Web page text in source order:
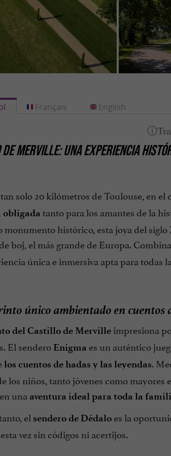
MERVILLE: UNA EXPERIENCIA
solo 20 kilómetros de Toulouse, en
obligada tanto para los amantes de la
monumento histórico, esta joya del
boj, el más grande de Europa.
única e inmersiva apta para todas
único ambientado en cuentos
del Castillo de Mervilleimpresiona
El sendero Enigma es un auténtico
los cuentos de hadas y las leyendas.
los niños, tanto jóvenes como mayores
una aventura ideal para toda la
el sendero de Dédaloes la
vez sin códigos ni acertijos.
Français English